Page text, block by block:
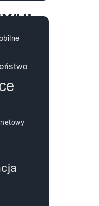
UI